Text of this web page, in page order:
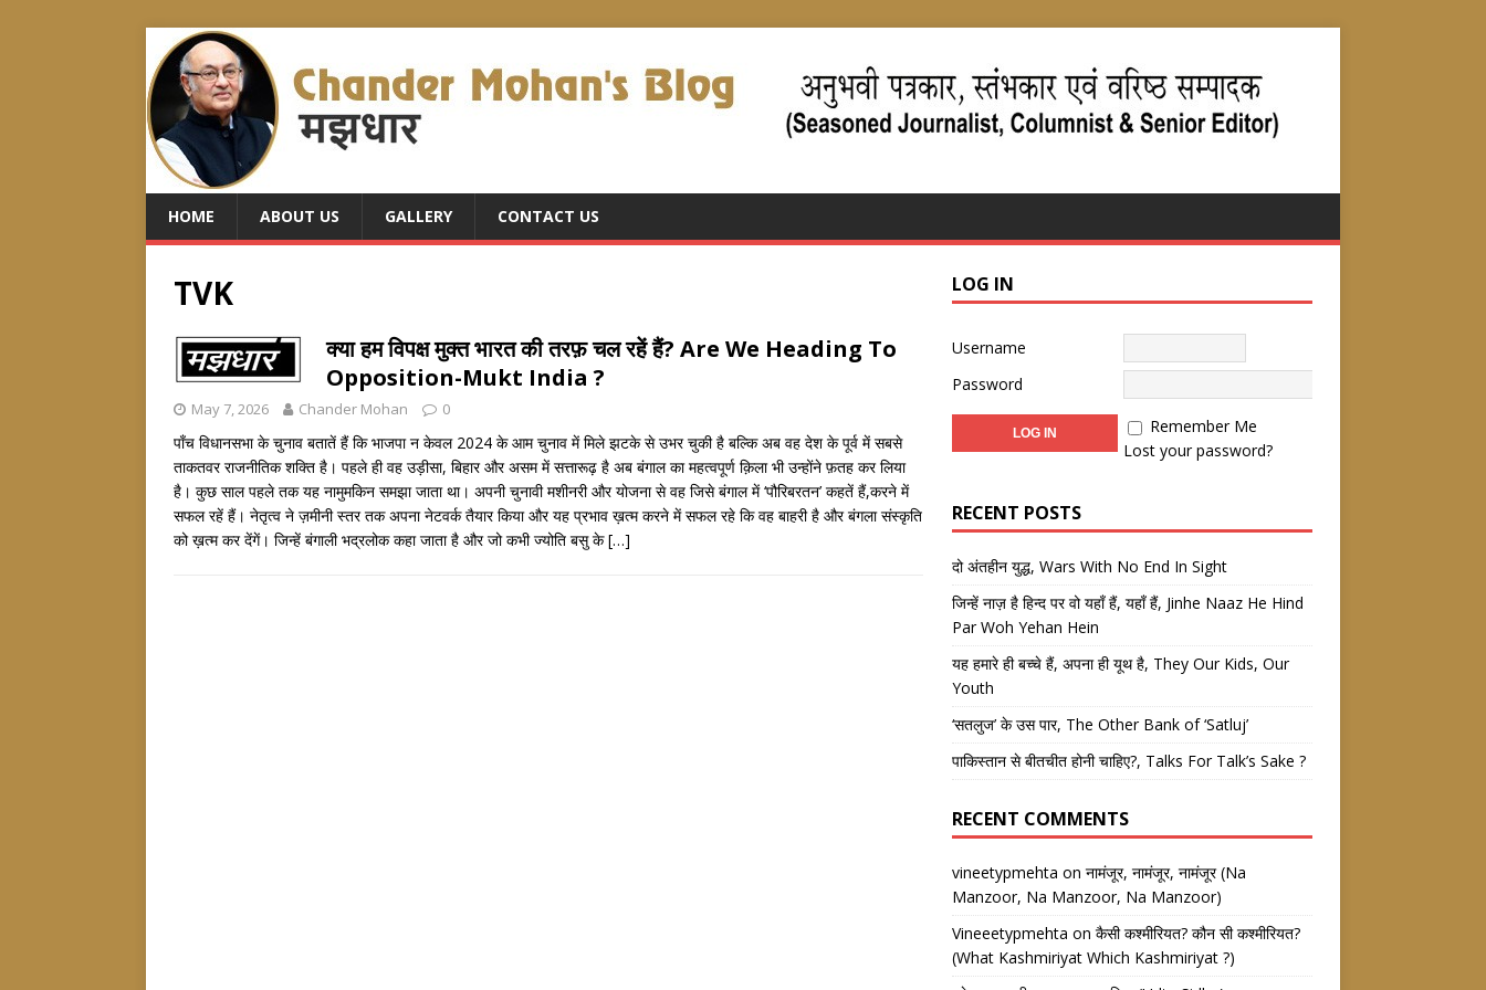
HOME ABOUT US GALLERY CONTACT US
TVK
क्या हम विपक्ष मुक्त भारत की तरफ़ चल रहें हैं? Are We Heading To
Opposition-Mukt India ?
May 7, 2026 Chander Mohan 0
पाँच विधानसभा के चुनाव बतातें हैं कि भाजपा न केवल 2024 के आम चुनाव में मिले झटके से उभर चुकी है बल्कि अब वह देश के पूर्व में सबसे
ताकतवर राजनीतिक शक्ति है। पहले ही वह उड़ीसा, बिहार और असम में सत्तारूढ़ है अब बंगाल का महत्वपूर्ण क़िला भी उन्होंने फ़तह कर लिया
है। कुछ साल पहले तक यह नामुमकिन समझा जाता था। अपनी चुनावी मशीनरी और योजना से वह जिसे बंगाल में ‘पौरिबरतन’ कहतें हैं,करने में
सफल रहें हैं। नेतृत्व ने ज़मीनी स्तर तक अपना नेटवर्क तैयार किया और यह प्रभाव ख़त्म करने में सफल रहे कि वह बाहरी है और बंगला संस्कृति
को ख़त्म कर देंगें। जिन्हें बंगाली भद्रलोक कहा जाता है और जो कभी ज्योति बसु के[…]
LOG IN
Username
Password
Remember Me
Lost your password?
RECENT POSTS
दो अंतहीन युद्ध, Wars With No End In Sight
जिन्हें नाज़ है हिन्द पर वो यहाँ हैं, यहाँ हैं, Jinhe Naaz He Hind
Par Woh Yehan Hein
यह हमारे ही बच्चे हैं, अपना ही यूथ है, They Our Kids, Our
Youth
‘सतलुज’ के उस पार, The Other Bank of ‘Satluj’
पाकिस्तान से बीतचीत होनी चाहिए?, Talks For Talk’s Sake ?
RECENT COMMENTS
vineetypmehta on नामंजूर, नामंजूर, नामंजूर (Na
Manzoor, Na Manzoor, Na Manzoor)
Vineeetypmehta on कैसी कश्मीरियत? कौन सी कश्मीरियत?
(What Kashmiriyat Which Kashmiriyat ?)